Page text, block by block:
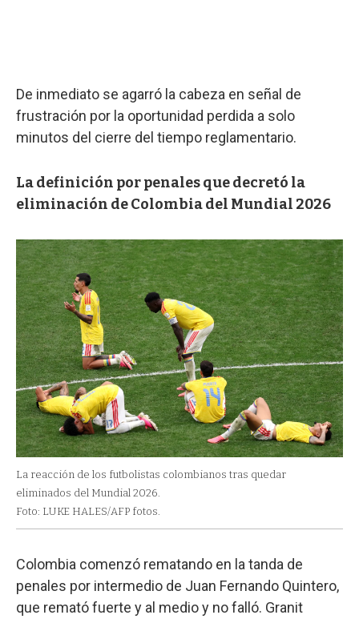
De inmediato se agarró la cabeza en señal de
frustración por la oportunidad perdida a solo
minutos del cierre del tiempo reglamentario.
La definición por penales que decretó la
eliminación de Colombia del Mundial 2026
La reacción de los futbolistas colombianos tras quedar
eliminados del Mundial 2026.
Foto: LUKE HALES/AFP fotos.
Colombia comenzó rematando en la tanda de
penales por intermedio de Juan Fernando Quintero,
que remató fuerte y al medio y no falló. Granit